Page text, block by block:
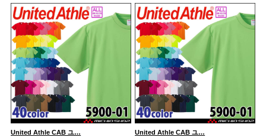
United Athle CAB ユ… United Athle CAB ユ…